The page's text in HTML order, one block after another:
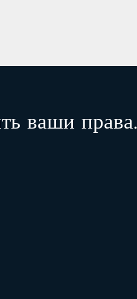
ваши права.